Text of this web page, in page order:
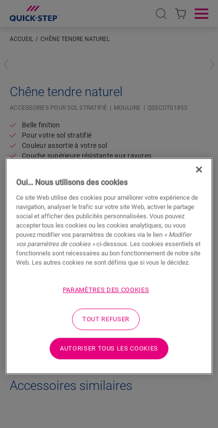
Open search
ACCUEIL CHÊNE TENDRE NATUREL
Chêne tendre naturel
ACCESSOIRES POUR SOL STRATIFIÉ MOULURE QSSCOT01855
Belle finition
Pour votre sol stratifié
Couleur assortie à votre sol
Couche supérieure résistante aux rayures
RECHERCHER
Fonctionnalités du produit
Finition discrète pour votre sol. Peut également être utilisée
Téléchargements
Accessoires similaires
Oui… Nous utilisons des cookies
Ce site Web utilise des cookies pour améliorer votre expérience de
navigation, analyser le trafic sur votre site Web, activer le partage
social et afficher des publicités personnalisées. Vous pouvez
accepter tous les cookies ou les cookies analytiques, ou vous
pouvez modifier vos paramètres de cookies via le lien « Modifier
vos paramètres de cookies »ci-dessous. Les cookies essentiels et
fonctionnels sont nécessaires au bon fonctionnement de notre site
Web. Les autres cookies ne sont définis que si vous le décidez.
PARAMÈTRES DES COOKIES
TOUT REFUSER
AUTORISER TOUS LES COOKIES